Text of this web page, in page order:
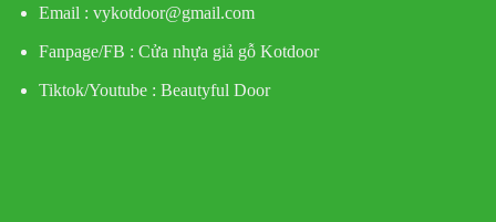
Email : vykotdoor@gmail.com
Fanpage/FB :Cửa nhựa giả gỗ Kotdoor
Tiktok/Youtube :Beautyful Door